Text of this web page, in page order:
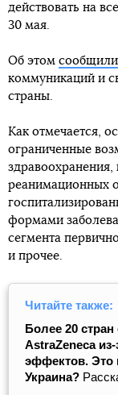
действовать на
30 мая.
Об этом сообщили
коммуникаций и
страны.
Как отмечается,
ограниченные
здравоохранения,
реанимационных
формами
сегмента
и прочее.
Читайте также:
Более 20
AstraZeneca
эффектов. Это
Украина?